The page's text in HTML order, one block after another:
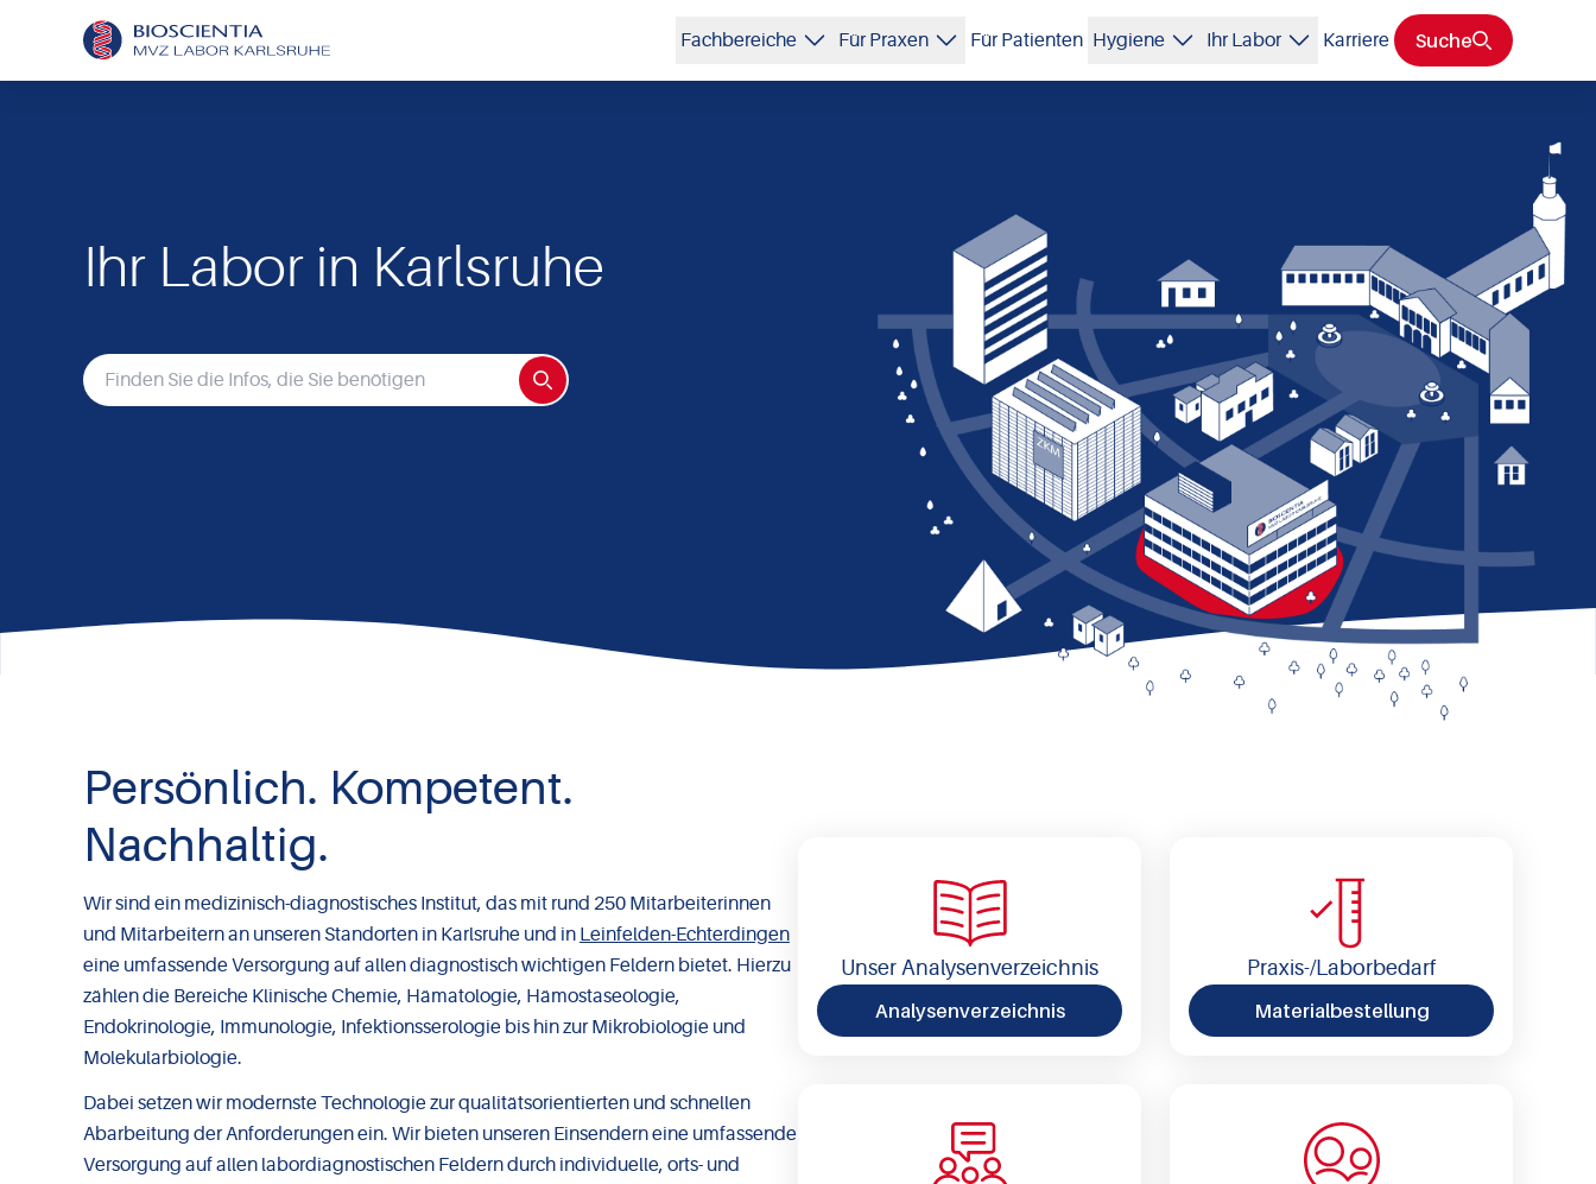
Fachbereiche Für Praxen Für Patienten Hygiene Ihr Labor Karriere Suche
Ihr Labor in Karlsruhe
Persönlich. Kompetent.
Nachhaltig.
Wir sind ein medizinisch-diagnostisches Institut, das mit rund 250 Mitarbeiterinnen
und Mitarbeitern an unseren Standorten in Karlsruhe und in Leinfelden-Echterdingen
eine umfassende Versorgung auf allen diagnostisch wichtigen Feldern bietet. Hierzu
zählen die Bereiche Klinische Chemie, Hämatologie, Hämostaseologie,
Endokrinologie, Immunologie, Infektionsserologie bis hin zur Mikrobiologie und
Molekularbiologie.
Dabei setzen wir modernste Technologie zur qualitätsorientierten und schnellen
Abarbeitung der Anforderungen ein. Wir bieten unseren Einsendern eine umfassende
Versorgung auf allen labordiagnostischen Feldern durch individuelle, orts- und
Unser Analysenverzeichnis
Analysenverzeichnis
Praxis-/Laborbedarf
Materialbestellung